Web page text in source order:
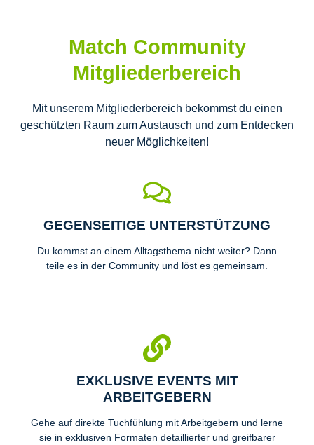
Match Community
Mitgliederbereich
Mit unserem Mitgliederbereich bekommst du einen
geschützten Raum zum Austausch und zum Entdecken
neuer Möglichkeiten!
GEGENSEITIGE UNTERSTÜTZUNG
Du kommst an einem Alltagsthema nicht weiter? Dann
teile es in der Community und löst es gemeinsam.
EXKLUSIVE EVENTS MIT
ARBEITGEBERN
Gehe auf direkte Tuchfühlung mit Arbeitgebern und lerne
sie in exklusiven Formaten detaillierter und greifbarer